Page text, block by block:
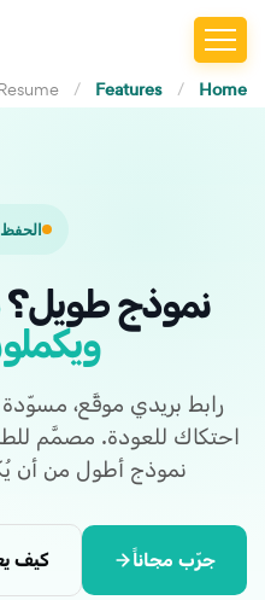
Home
/
Features
/
الحفظ
نموذج طويل؟
رابط بريدي موقَّع،
احتكاك للعودة. مصمَّم
نموذج أطول من أن
جرّب مجاناً كيف